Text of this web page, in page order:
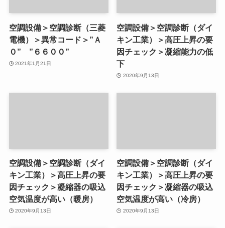
空調設備＞空調診断（三菱
電機）＞異常コード＞”Ａ
０” ”６６００”
2021年1月21日
空調設備＞空調診断（ダイ
キン工業）＞高圧上昇の要
因チェック＞凝縮能力の低
下
2020年9月13日
空調設備＞空調診断（ダイ
キン工業）＞高圧上昇の要
因チェック＞凝縮器の吸込
空気温度が高い（暖房）
2020年9月13日
空調設備＞空調診断（ダイ
キン工業）＞高圧上昇の要
因チェック＞凝縮器の吸込
空気温度が高い（冷房）
2020年9月13日